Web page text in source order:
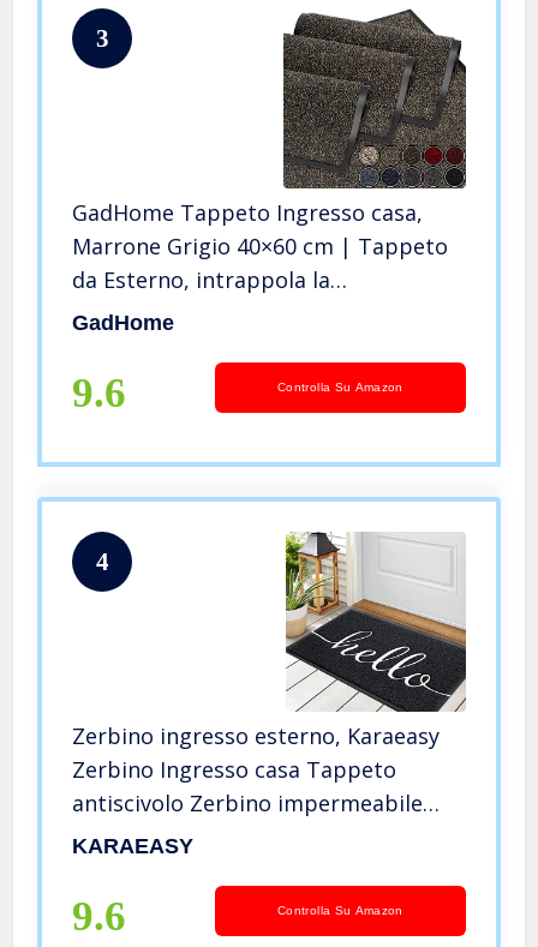
3
GadHome Tappeto Ingresso casa,
Marrone Grigio 40×60 cm | Tappeto
da Esterno, intrappola la
Polvere|Zerbino Impermeabile,
Sporco|Tappetino Antiscivolo
Cucina, Camera da Letto
GadHome
9.6 Controlla Su Amazon
4
Zerbino ingresso esterno, Karaeasy
Zerbino Ingresso casa Tappeto
antiscivolo Zerbino impermeabile
Lavabile Resistente allo sporco
KARAEASY
9.6 Controlla Su Amazon